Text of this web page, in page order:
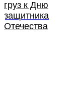
груз к Дню
защитника
Отечества